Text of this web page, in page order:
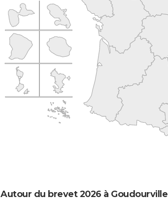
Autour du brevet 2026 à Goudourville